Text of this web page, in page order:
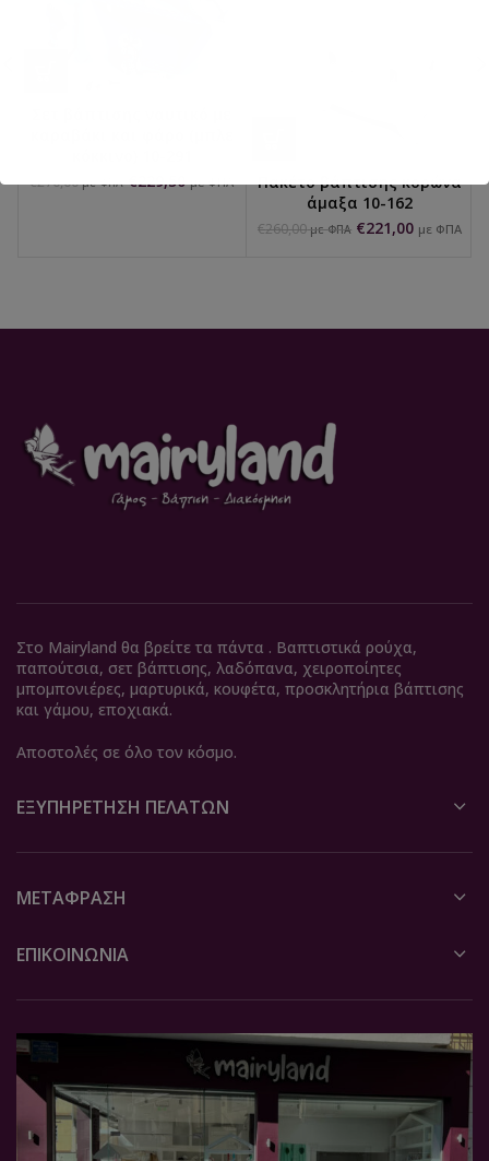
€270,00 με ΦΠΑ €229,50 με ΦΠΑ
Πακέτο βάπτισης κορώνα
άμαξα 10-162
€260,00 με ΦΠΑ €221,00 με ΦΠΑ
Στο Mairyland θα βρείτε τα πάντα . Βαπτιστικά ρούχα,
παπούτσια, σετ βάπτισης, λαδόπανα, χειροποίητες
μπομπονιέρες, μαρτυρικά, κουφέτα, προσκλητήρια βάπτισης
και γάμου, εποχιακά.
Αποστολές σε όλο τον κόσμο.
ΕΞΥΠΗΡΈΤΗΣΗ ΠΕΛΑΤΏΝ
ΜΕΤΆΦΡΑΣΗ
ΕΠΙΚΟΙΝΩΝΙΑ